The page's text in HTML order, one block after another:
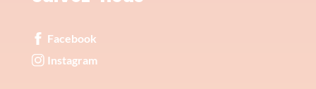
Facebook
Instagram